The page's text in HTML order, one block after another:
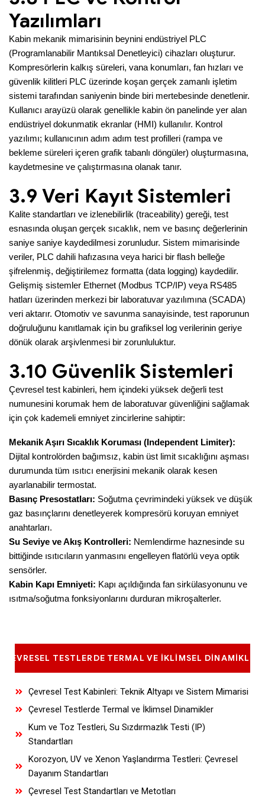
Yazılımları
Kabin mekanik mimarisinin beynini endüstriyel PLC
(Programlanabilir Mantıksal Denetleyici) cihazları oluşturur.
Kompresörlerin kalkış süreleri, vana konumları, fan hızları ve
güvenlik kilitleri PLC üzerinde koşan gerçek zamanlı işletim
sistemi tarafından saniyenin binde biri mertebesinde denetlenir.
Kullanıcı arayüzü olarak genellikle kabin ön panelinde yer alan
endüstriyel dokunmatik ekranlar (HMI) kullanılır. Kontrol
yazılımı; kullanıcının adım adım test profilleri (rampa ve
bekleme süreleri içeren grafik tabanlı döngüler) oluşturmasına,
kaydetmesine ve çalıştırmasına olanak tanır.
3.9 Veri Kayıt Sistemleri
Kalite standartları ve izlenebilirlik (traceability) gereği, test
esnasında oluşan gerçek sıcaklık, nem ve basınç değerlerinin
saniye saniye kaydedilmesi zorunludur. Sistem mimarisinde
veriler, PLC dahili hafızasına veya harici bir flash belleğe
şifrelenmiş, değiştirilemez formatta (data logging) kaydedilir.
Gelişmiş sistemler Ethernet (Modbus TCP/IP) veya RS485
hatları üzerinden merkezi bir laboratuvar yazılımına (SCADA)
veri aktarır. Otomotiv ve savunma sanayisinde, test raporunun
doğruluğunu kanıtlamak için bu grafiksel log verilerinin geriye
dönük olarak arşivlenmesi bir zorunluluktur.
3.10 Güvenlik Sistemleri
Çevresel test kabinleri, hem içindeki yüksek değerli test
numunesini korumak hem de laboratuvar güvenliğini sağlamak
için çok kademeli emniyet zincirlerine sahiptir:
Mekanik Aşırı Sıcaklık Koruması (Independent Limiter):
Dijital kontrolörden bağımsız, kabin üst limit sıcaklığını aşması
durumunda tüm ısıtıcı enerjisini mekanik olarak kesen
ayarlanabilir termostat.
Basınç Presostatları: Soğutma çevrimindeki yüksek ve düşük
gaz basınçlarını denetleyerek kompresörü koruyan emniyet
anahtarları.
Su Seviye ve Akış Kontrolleri: Nemlendirme haznesinde su
bittiğinde ısıtıcıların yanmasını engelleyen flatörlü veya optik
sensörler.
Kabin Kapı Emniyeti: Kapı açıldığında fan sirkülasyonunu ve
ısıtma/soğutma fonksiyonlarını durduran mikroşalterler.
ÇEVRESEL TESTLERDE TERMAL VE İKLIMSEL DINAMIKLER
Çevresel Test Kabinleri: Teknik Altyapı ve Sistem Mimarisi
Çevresel Testlerde Termal ve İklimsel Dinamikler
Kum ve Toz Testleri, Su Sızdırmazlık Testi (IP)
Standartları
Korozyon, UV ve Xenon Yaşlandırma Testleri: Çevresel
Dayanım Standartları
Çevresel Test Standartları ve Metotları